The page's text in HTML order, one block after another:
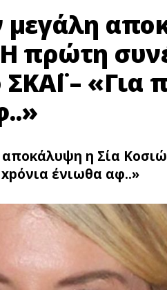
μεγάλη
πρώτη
– «Για
η Σία
ένιωθα αφ..»